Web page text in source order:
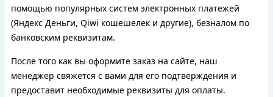
помощью популярных систем электронных платежей
(Яндекс Деньги, Qiwi кошешелек и другие), безналом по
банковским реквизитам.
После того как вы оформите заказ на сайте, наш
менеджер свяжется с вами для его подтверждения и
предоставит необходимые реквизиты для оплаты.